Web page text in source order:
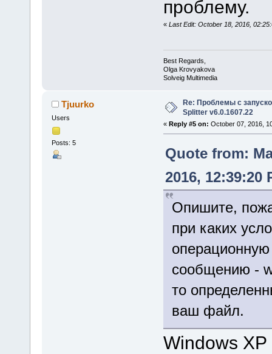
проблему.
« Last Edit: October 18, 2016,
Best Regards,
Olga Krovyakova
Solveig Multimedia
Tjuurko
Users
Posts: 5
Re: Проблемы с
Splitter v6.0.1607.22
« Reply #5 on: October 07, 2016,
Quote from:
2016, 12:39:20
Опишите,
при каких
сообщению -
то
ваш файл.
Windows XP